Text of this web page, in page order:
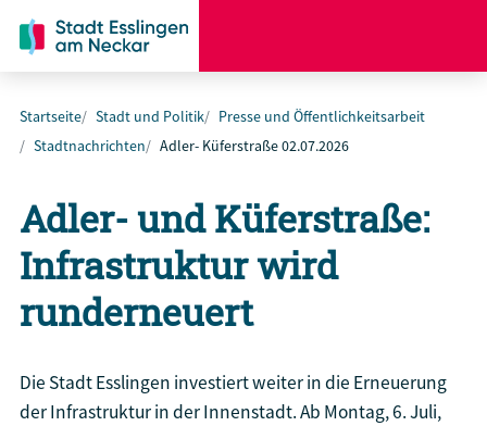
Startseite Stadt und Politik
Presse und Öffentlichkeitsarbeit
Stadtnachrichten
Adler- Küferstraße 02.07.2026
Adler- und Küferstraße:
Infrastruktur wird
runderneuert
Die Stadt Esslingen investiert weiter in die Erneuerung
der Infrastruktur in der Innenstadt. Ab Montag, 6. Juli,